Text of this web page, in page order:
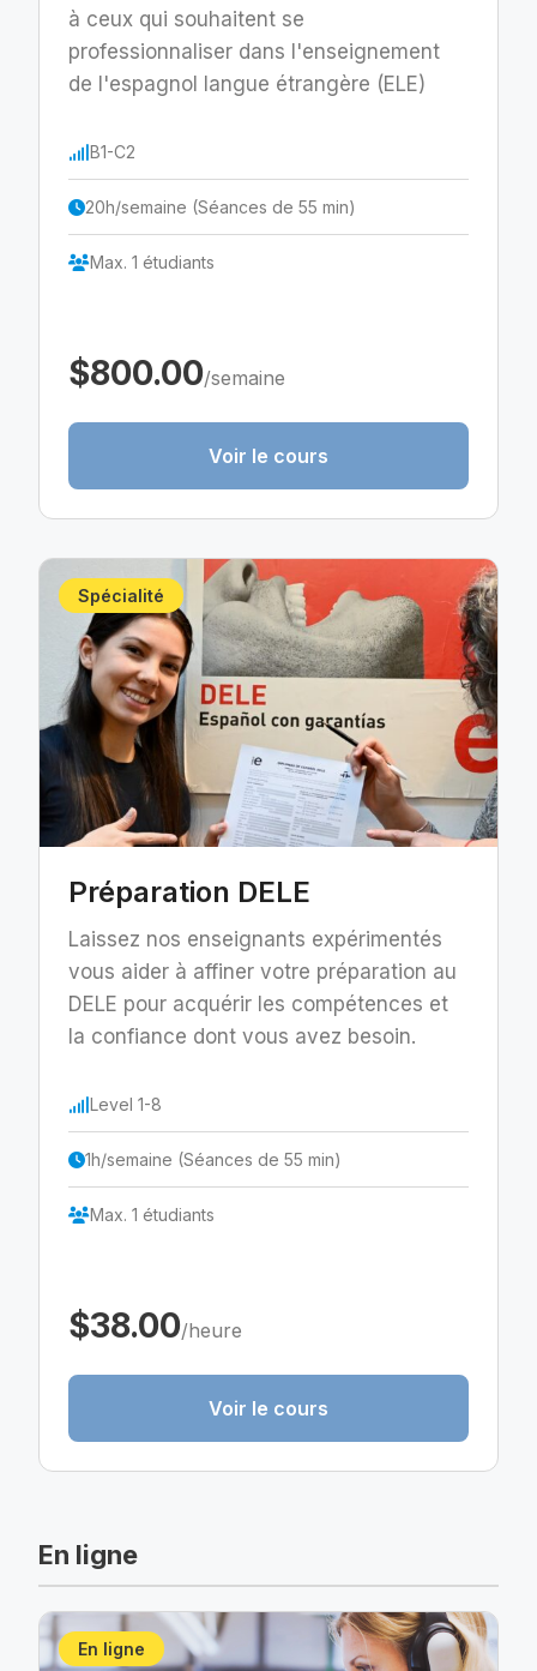
à ceux qui souhaitent se
professionnaliser dans l'enseignement
de l'espagnol langue étrangère (ELE)
B1-C2
20h/semaine (Séances de 55 min)
Max. 1 étudiants
$800.00/semaine
Voir le cours
Spécialité
Préparation DELE
Laissez nos enseignants expérimentés
vous aider à affiner votre préparation au
DELE pour acquérir les compétences et
la confiance dont vous avez besoin.
Level 1-8
1h/semaine (Séances de 55 min)
Max. 1 étudiants
$38.00/heure
Voir le cours
En ligne
En ligne